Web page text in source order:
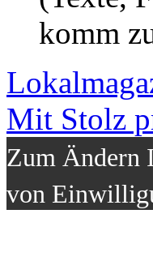
komm
Mit Stolz
Zum Ändern
von